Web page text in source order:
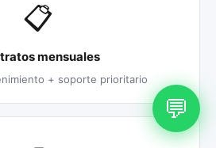
📋
mensuales
+ soporte prioritario
💬